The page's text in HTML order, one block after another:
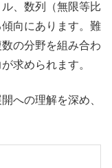
、数列（無限等比
向にあります。難
の分野を組み合わ
求められます。
への理解を深め、